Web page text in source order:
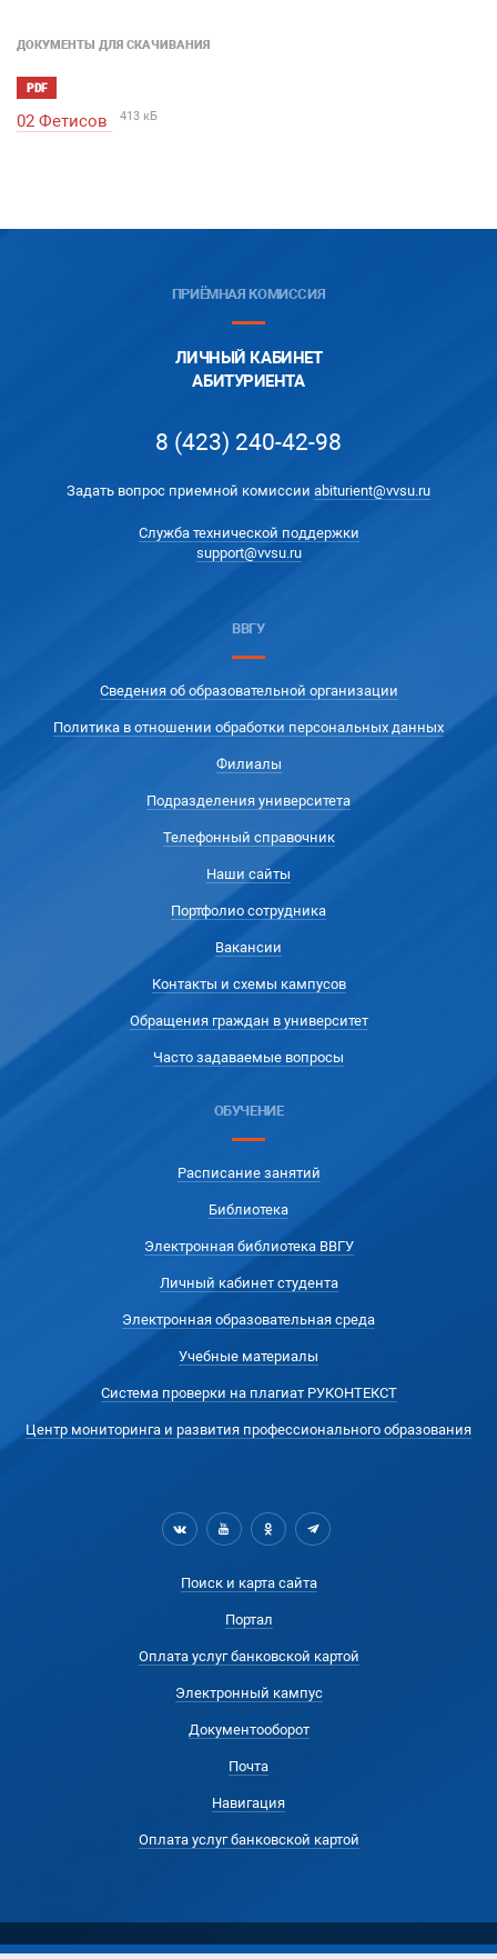
ДОКУМЕНТЫ ДЛЯ СКАЧИВАНИЯ
PDF
02 Фетисов 413 кБ
ПРИЁМНАЯ КОМИССИЯ
ЛИЧНЫЙ КАБИНЕТ
АБИТУРИЕНТА
8 (423) 240-42-98
Задать вопрос приемной комиссии abiturient@vvsu.ru
Служба технической поддержки
support@vvsu.ru
ВВГУ
Сведения об образовательной организации
Политика в отношении обработки персональных данных
Филиалы
Подразделения университета
Телефонный справочник
Наши сайты
Портфолио сотрудника
Вакансии
Контакты и схемы кампусов
Обращения граждан в университет
Часто задаваемые вопросы
ОБУЧЕНИЕ
Расписание занятий
Библиотека
Электронная библиотека ВВГУ
Личный кабинет студента
Электронная образовательная среда
Учебные материалы
Система проверки на плагиат РУКОНТЕКСТ
Центр мониторинга и развития профессионального образования
Поиск и карта сайта
Портал
Оплата услуг банковской картой
Электронный кампус
Документооборот
Почта
Навигация
Оплата услуг банковской картой